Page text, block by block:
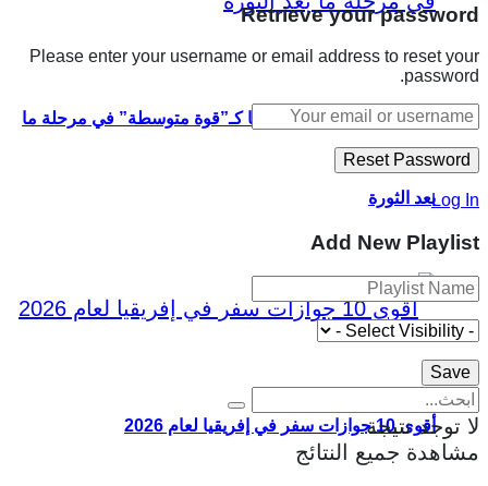
جنوب إفريقيا ترسخ مكانتها كـ”قوة متوسطة” في مرحلة ما
بعد الثورة
أقوى 10 جوازات سفر في إفريقيا لعام 2026
Retrieve your password
Please enter your username or email address to reset your
password.
Log In
Add New Playlist
لا توجد نتيجة
مشاهدة جميع النتائج